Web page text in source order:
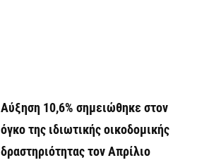
Αύξηση 10,6% σημειώθηκε στον
όγκο της ιδιωτικής οικοδομικής
δραστηριότητας τον Απρίλιο